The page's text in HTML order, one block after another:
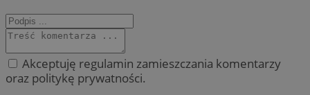
Akceptuję regulamin zamieszczania komentarzy
oraz politykę prywatności.